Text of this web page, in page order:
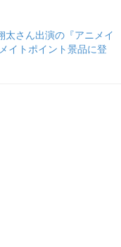
太さん出演の『アニメイ
イトポイント景品に登